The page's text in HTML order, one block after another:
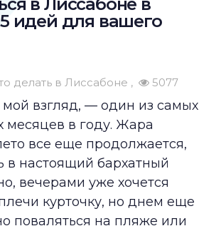
в Лиссабоне в
идей для вашего
делать в Лиссабоне 5077
мой взгляд, — один из самых
месяцев в году. Жара
все еще продолжается,
в настоящий бархатный
вечерами уже хочется
курточку, но днем еще
поваляться на пляже или